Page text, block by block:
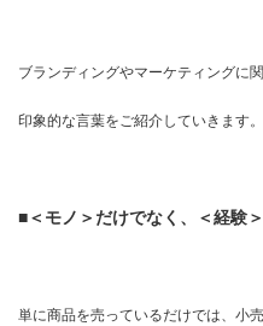
ブランディングやマーケティングに
印象的な言葉をご紹介していきます。
■＜モノ＞だけでなく、＜経験
単に商品を売っているだけでは、小